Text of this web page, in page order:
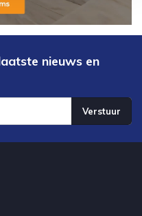
nieuws en
Verstuur